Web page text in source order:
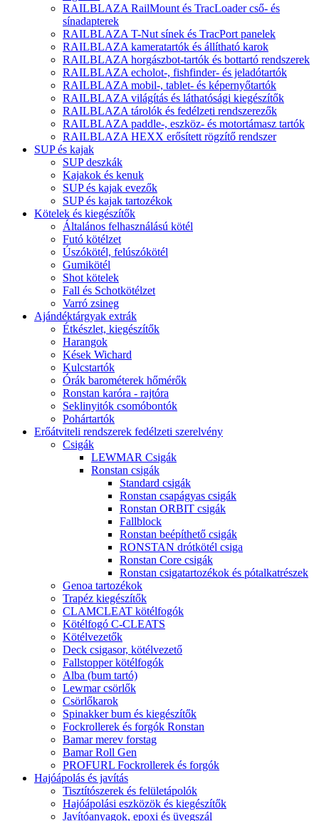
RAILBLAZA RailMount és TracLoader cső- és
sínadapterek
RAILBLAZA T-Nut sínek és TracPort panelek
RAILBLAZA kameratartók és állítható karok
RAILBLAZA horgászbot-tartók és bottartó rendszerek
RAILBLAZA echolot-, fishfinder- és jeladótartók
RAILBLAZA mobil-, tablet- és képernyőtartók
RAILBLAZA világítás és láthatósági kiegészítők
RAILBLAZA tárolók és fedélzeti rendszerezők
RAILBLAZA paddle-, eszköz- és motortámasz tartók
RAILBLAZA HEXX erősített rögzítő rendszer
SUP és kajak
SUP deszkák
Kajakok és kenuk
SUP és kajak evezők
SUP és kajak tartozékok
Kötelek és kiegészítők
Általános felhasználású kötél
Futó kötélzet
Úszókötél, felúszókötél
Gumikötél
Shot kötelek
Fall és Schotkötélzet
Varró zsineg
Ajándéktárgyak extrák
Étkészlet, kiegészítők
Harangok
Kések Wichard
Kulcstartók
Órák barométerek hőmérők
Ronstan karóra - rajtóra
Seklinyitók csomóbontók
Pohártartók
Erőátviteli rendszerek fedélzeti szerelvény
Csigák
LEWMAR Csigák
Ronstan csigák
Standard csigák
Ronstan csapágyas csigák
Ronstan ORBIT csigák
Fallblock
Ronstan beépíthető csigák
RONSTAN drótkötél csiga
Ronstan Core csigák
Ronstan csigatartozékok és pótalkatrészek
Genoa tartozékok
Trapéz kiegészítők
CLAMCLEAT kötélfogók
Kötélfogó C-CLEATS
Kötélvezetők
Deck csigasor, kötélvezető
Fallstopper kötélfogók
Alba (bum tartó)
Lewmar csörlők
Csörlőkarok
Spinakker bum és kiegészítők
Fockrollerek és forgók Ronstan
Bamar merev forstag
Bamar Roll Gen
PROFURL Fockrollerek és forgók
Hajóápolás és javítás
Tisztítószerek és felületápolók
Hajóápolási eszközök és kiegészítők
Javítóanyagok, epoxi és üvegszál